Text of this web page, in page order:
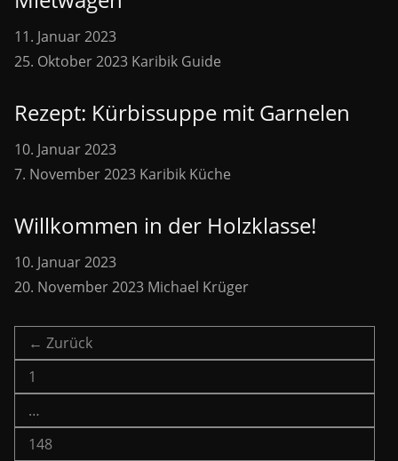
11. Januar 2023
25. Oktober 2023 Karibik Guide
Rezept: Kürbissuppe mit Garnelen
10. Januar 2023
7. November 2023 Karibik Küche
Willkommen in der Holzklasse!
10. Januar 2023
20. November 2023 Michael Krüger
← Zurück
1
…
148